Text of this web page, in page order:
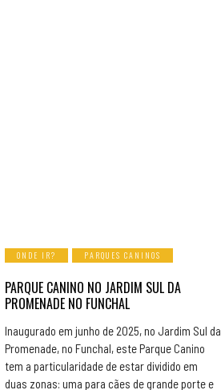
ONDE IR? PARQUES CANINOS
PARQUE CANINO NO JARDIM SUL DA
PROMENADE NO FUNCHAL
Inaugurado em junho de 2025, no Jardim Sul da
Promenade, no Funchal, este Parque Canino
tem a particularidade de estar dividido em
duas zonas: uma para cães de grande porte e